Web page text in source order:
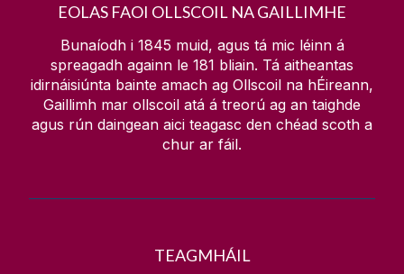
EOLAS FAOI OLLSCOIL NA GAILLIMHE
Bunaíodh i 1845 muid, agus tá mic léinn á
spreagadh againn le 181 bliain. Tá aitheantas
idirnáisiúnta bainte amach ag Ollscoil na hÉireann,
Gaillimh mar ollscoil atá á treorú ag an taighde
agus rún daingean aici teagasc den chéad scoth a
chur ar fáil.
TEAGMHÁIL